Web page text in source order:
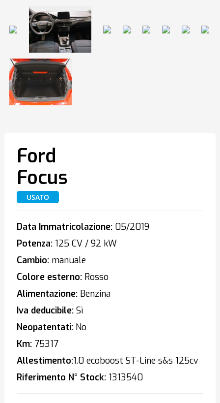
Ford
Focus
USATO
Data Immatricolazione:05/2019
Potenza:125 CV / 92 kW
Cambio:manuale
Colore esterno:Rosso
Alimentazione:Benzina
Iva deducibile:Sì
Neopatentati:No
Km:75317
Allestimento:1.0 ecoboost ST-Line s&s 125cv
Riferimento N° Stock:1313540